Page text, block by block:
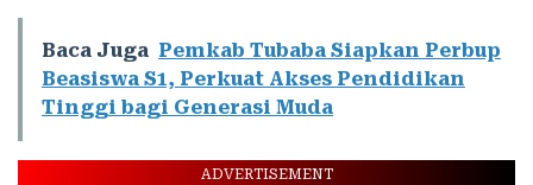
Baca Juga Pemkab Tubaba Siapkan Perbup
Beasiswa S1, Perkuat Akses Pendidikan
Tinggi bagi Generasi Muda
ADVERTISEMENT